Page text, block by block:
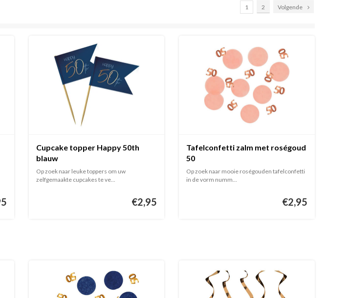
1 2 Volgende
Cupcake topper Happy 50th
blauw
Op zoek naar leuke toppers om uw
zelfgemaakte cupcakes te ve...
€2,95
Tafelconfetti zalm met roségoud
50
Op zoek naar mooie roségouden tafelconfetti
in de vorm numm...
€2,95